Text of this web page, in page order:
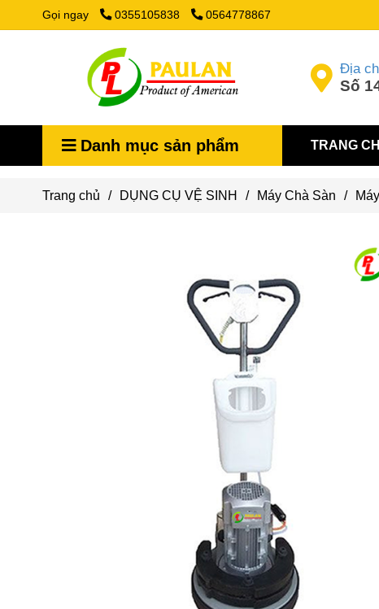
Gọi ngay 0355105838 0564778867
Địa
Số
Danh mục sản phẩm TRANG
Trang chủ / DỤNG CỤ VỆ SINH / Máy Chà Sàn /